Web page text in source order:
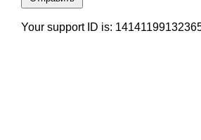
Your support ID is: